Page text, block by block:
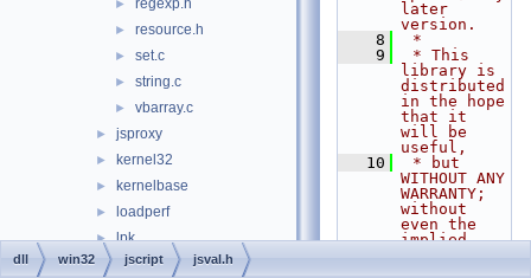
► regexp.h
► resource.h
► set.c
► string.c
► vbarray.c
► jsproxy
► kernel32
► kernelbase
► loadperf
► lpk
► lsasrv
later
version.
    8
*
    9
* This
library is
distributed
in the hope
that it
will be
useful,
   10
* but
WITHOUT ANY
WARRANTY;
without
even the
implied
dll win32 jscript jsval.h